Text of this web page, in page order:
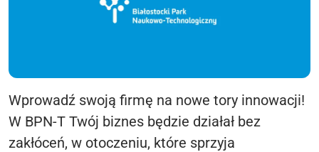
Wprowadź swoją firmę na nowe tory innowacji!
W BPN-T Twój biznes będzie działał bez
zakłóceń, w otoczeniu, które sprzyja